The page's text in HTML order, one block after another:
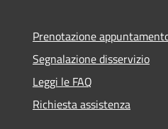
Prenotazione
Segnalazione disservizio
Leggi le FAQ
Richiesta assistenza